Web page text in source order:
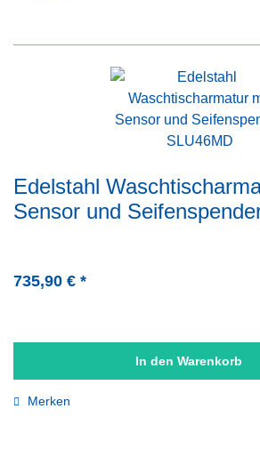
Edelstahl
Sensor und
735,90 € *
In den Warenkorb
Merken